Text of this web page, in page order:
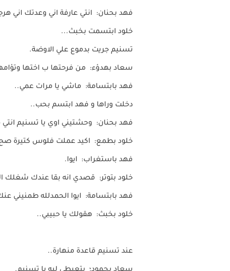
فهد بحنان: انتي عارفة اني وعدتك
خلود ابتسمت بخبث...
تسنيم جريت بدموع علي الاوضة.
سعاد بهدؤء: من فرحتها ب اختها
فهد بابتسامة: ماشي يا مرات عمي..
دخلت وراها و فهد ابتسم بحب..
فهد بحنان: وحشتيني اوي يا تسنيم
خلود بطمع: اكيد عملت فلوس كتيرة
فهد باستغراب: ايوا.
خلود بتوتر: قصدي انه بقا عندك شغلك
فهد بابتسامة: ايوا الحمدلله طمنيني
خلود بخبث: هقولك يا حبيبي..
عند تسنيم قاعدة منهارة..